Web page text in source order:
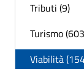
Tributi (9)
Turismo
Viabilità